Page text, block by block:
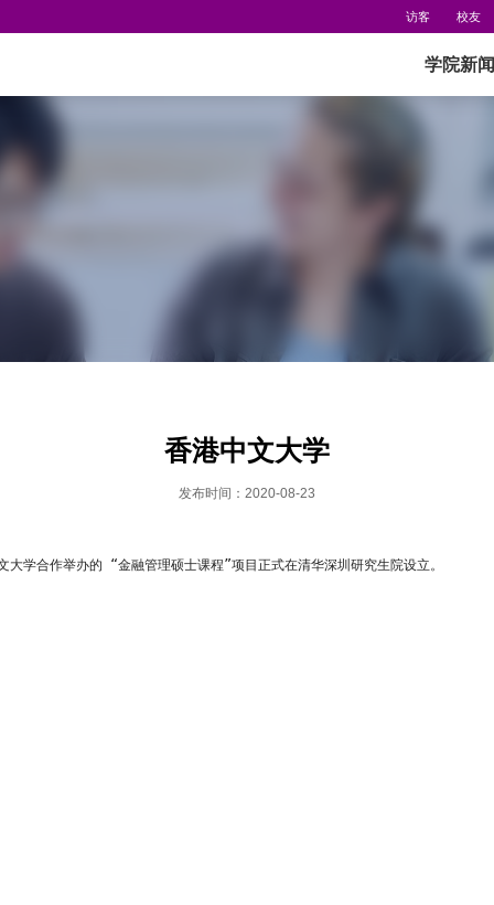
访客 校友
学院新闻
香港中文大学
发布时间：2020-08-23
大学合作举办的 “金融管理硕士课程”项目正式在清华深圳研究生院设立。